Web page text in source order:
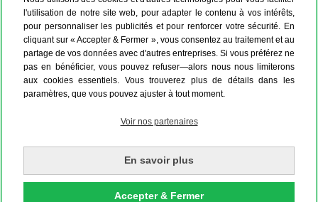
l'utilisation de notre site web, pour adapter le contenu à vos intérêts,
pour personnaliser les publicités et pour renforcer votre sécurité. En
cliquant sur « Accepter & Fermer », vous consentez au traitement et au
partage de vos données avec d'autres entreprises. Si vous préférez ne
pas en bénéficier, vous pouvez refuser—alors nous nous limiterons
aux cookies essentiels. Vous trouverez plus de détails dans les
paramètres, que vous pouvez ajuster à tout moment.
Voir nos partenaires
En savoir plus
Accepter & Fermer
sont pas nocifs pour l'environnement.
Une photo encadrée sur mesure